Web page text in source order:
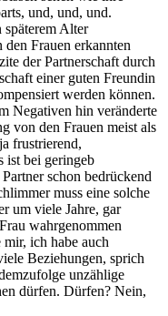
und, und, und.
Alter
den Frauen erkannten
der Partnerschaft durch
einer guten Freundin
werden können.
Negativen hin veränderte
von den Frauen meist als
frustrierend,
ist bei geringeb
schon bedrückend
muss eine solche
um viele Jahre, gar
wahrgenommen
ich habe auch
Beziehungen, sprich
unzählige
dürfen. Dürfen? Nein,